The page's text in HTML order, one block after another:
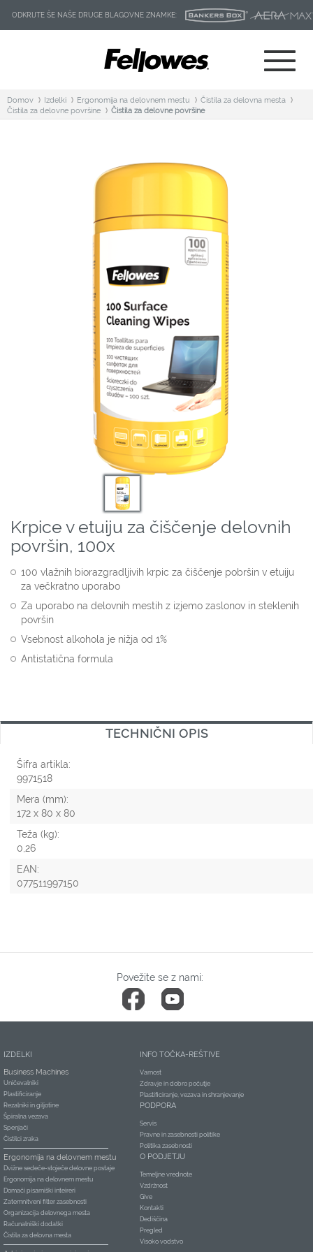
ODKRIJTE ŠE NAŠE DRUGE BLAGOVNE ZNAMKE:
Domov Izdelki Ergonomija na delovnem mestu
Čistila za delovna mesta
Čistila za delovne površine
Čistila za delovne površine
Krpice v etuiju za čiščenje delovnih
površin, 100x
100 vlažnih biorazgradljivih krpic za čiščenje pobršin v etuiju
za večkratno uporabo
Za uporabo na delovnih mestih z izjemo zaslonov in steklenih
površin
Vsebnost alkohola je nižja od 1%
Antistatična formula
TECHNIČNI OPIS
Šifra artikla:
9971518
Mera (mm):
172 x 80 x 80
Teža (kg):
0,26
EAN:
077511997150
Povežite se z nami:
IZDELKI
Business Machines
Uničevalniki
Plastificiranje
Rezalniki in giljotine
Špiralna vezava
Spenjači
Čistilci zraka
Ergonomija na delovnem mestu
Dvižne sedeče-stoječe delovne postaje
Ergonomija na delovnem mestu
Domači pisarniški inteireri
Zatemnitveni filter zasebnosti
Organizacija delovnega mesta
Računalniški dodatki
Čistila za delovna mesta
INFO TOČKA-REŠTIVE
Varnost
Zdravje in dobro počutje
Plastificiranje, vezava in shranjevanje
PODPORA
Servis
Pravne in zasebnosti politike
Politika zasebnosti
O PODJETJU
Temeljne vrednote
Vzdržnost
Give
Kontakti
Dediščina
Pregled
Visoko vodstvo